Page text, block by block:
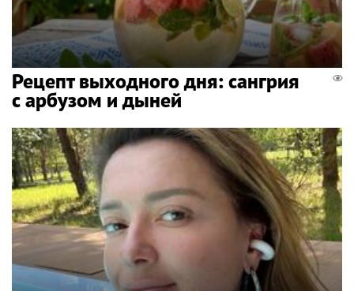
Рецепт выходного дня: сангрия
с арбузом и дыней